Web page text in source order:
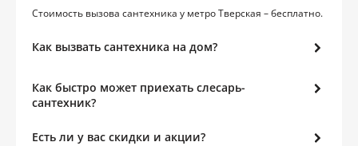
Стоимость вызова сантехника у метро Тверская – бесплатно.
Как вызвать сантехника на дом?
Как быстро может приехать слесарь-
сантехник?
Есть ли у вас скидки и акции?